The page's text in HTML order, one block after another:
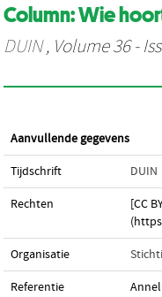
Column: Wie
DUIN, Volume 36 -
Aanvullende gegevens
Tijdschrift DUIN
Rechten
[CC
Organisatie
Referentie